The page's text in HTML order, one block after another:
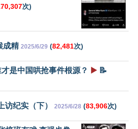
次)
成精 2025/6/29 (82,481次)
是中国哄抢事件根源？ ▶️ 📝
访纪实（下） 2025/6/28 (83,906次)